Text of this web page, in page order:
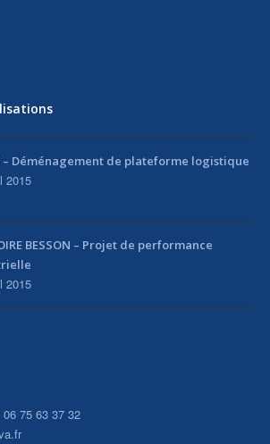
– Déménagement de plateforme logistique
2015
BESSON – Projet de performance
2015
06 75 63 37 32